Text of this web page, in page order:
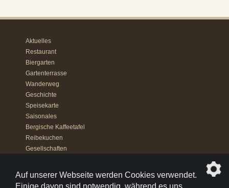
Aktuelles
Restaurant
Biergarten
Gartenterrasse
Wanderweg
Geschichte
Speisekarte
Saisonales
Bergische Kaffeetafel
Reibekuchen
Gesellschaften
Auf unserer Webseite werden Cookies verwendet.
Einige davon sind notwendig, während es uns